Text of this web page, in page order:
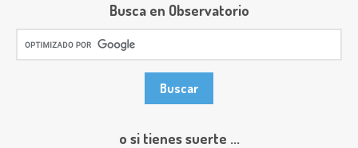
Busca en Observatorio
o si tienes suerte ...